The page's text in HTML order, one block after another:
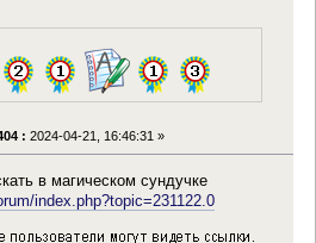
: 2024-04-21, 16:46:31 »
в магическом сундучке
index.php?topic=231122.0